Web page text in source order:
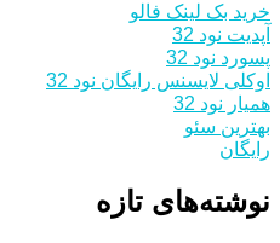
خرید بک لینک فالو
آپدیت نود 32
پسورد نود 32
اوکلی لایسنس رایگان نود 32
همیار نود 32
بهترین سئو
رایگان
نوشته‌های تازه